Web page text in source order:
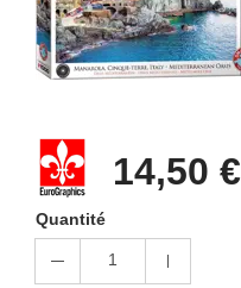
14,50 €
Quantité
1